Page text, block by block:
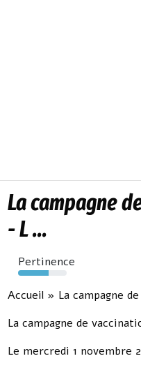
La campagne
- L ...
Pertinence
63%
Accueil » La campagne
La campagne de
Le mercredi 1 novembre